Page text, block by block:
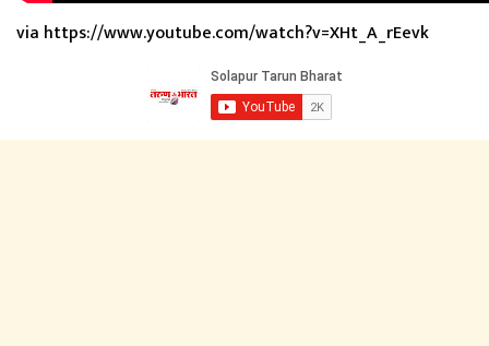
via https://www.youtube.com/watch?v=XHt_A_rEevk